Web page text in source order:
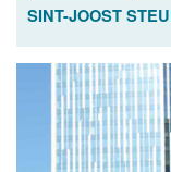
SINT-JOOST